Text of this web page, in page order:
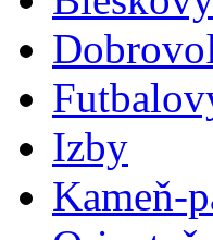
Izby
Kameň-